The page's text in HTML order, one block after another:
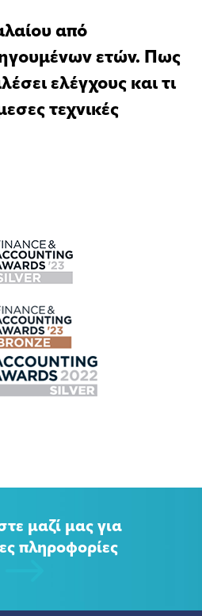
από
ετών. Πως
ελέγχους και τι
τεχνικές
μαζί μας για
πληροφορίες